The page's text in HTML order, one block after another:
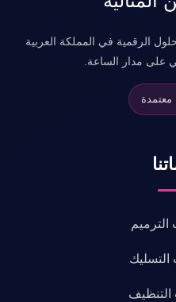
الرقمية في المملكة العربية
على مدار الساعة.
معتمدة